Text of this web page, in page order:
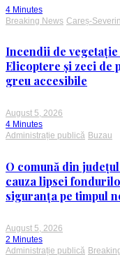
4 Minutes
Breaking News Careș-Severin
Incendii de
Elicoptere și zeci de
greu accesibile
August 5, 2026
4 Minutes
Administrație publică Buzau
O comună din
cauza lipsei
siguranța pe timpul
August 5, 2026
2 Minutes
Administrație publică